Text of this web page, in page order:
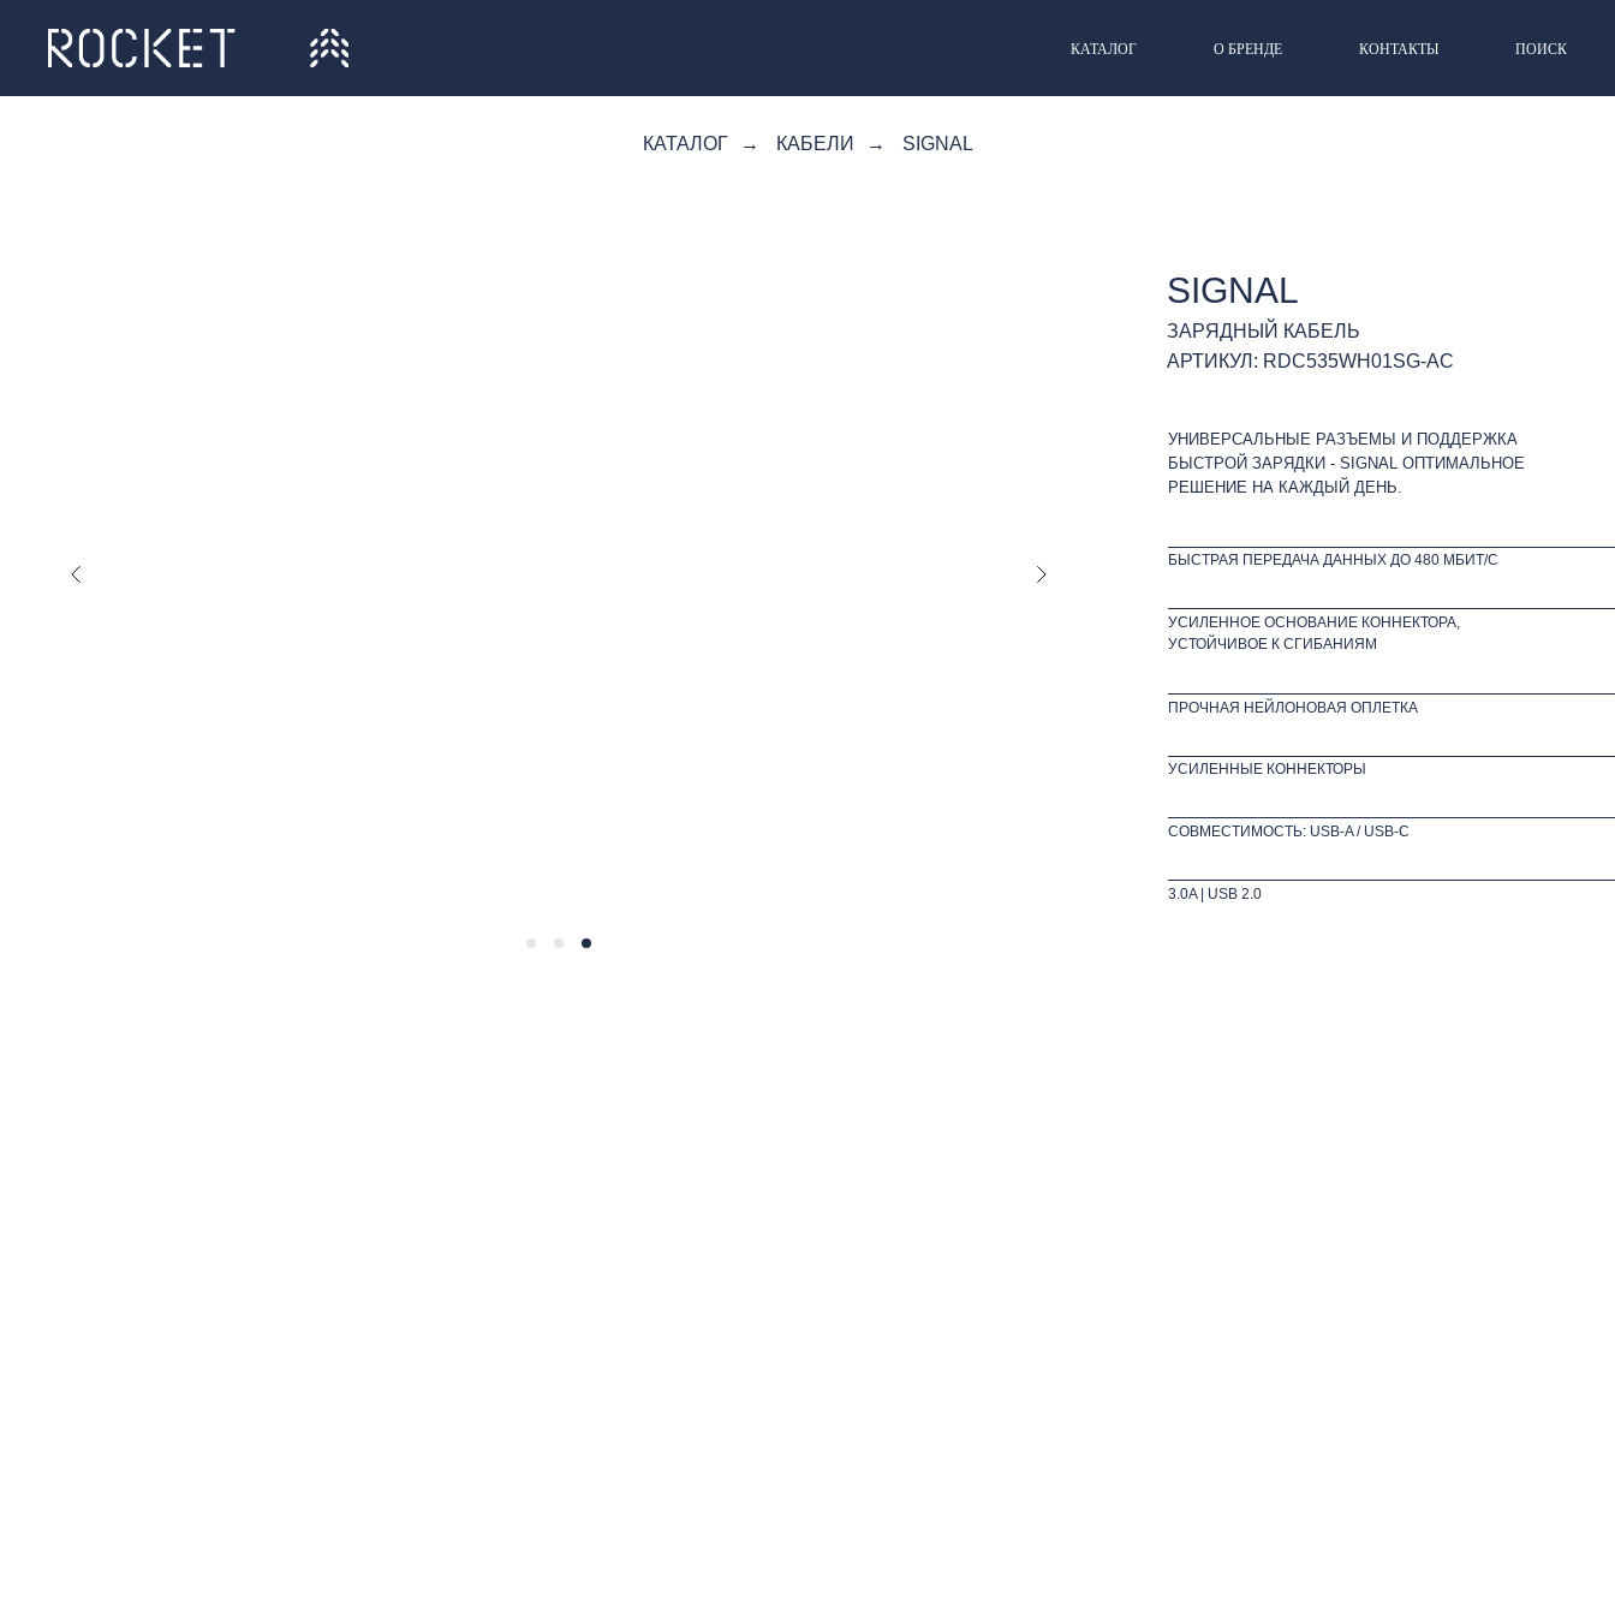
КАТАЛОГ О БРЕНДЕ КОНТАКТЫ ПОИСК
КАТАЛОГ → КАБЕЛИ → SIGNAL
SIGNAL
ЗАРЯДНЫЙ КАБЕЛЬ
УНИВЕРСАЛЬНЫЕ РАЗЪЕМЫ И ПОДДЕРЖКА
БЫСТРОЙ ЗАРЯДКИ - SIGNAL ОПТИМАЛЬНОЕ
РЕШЕНИЕ НА КАЖДЫЙ ДЕНЬ.
АРТИКУЛ: RDC535WH01SG-AC
ПРОЧНАЯ НЕЙЛОНОВАЯ ОПЛЕТКА
УСИЛЕННОЕ ОСНОВАНИЕ КОННЕКТОРА,
УСТОЙЧИВОЕ К СГИБАНИЯМ
БЫСТРАЯ ПЕРЕДАЧА ДАННЫХ ДО 480 МБИТ/С
УСИЛЕННЫЕ КОННЕКТОРЫ
СОВМЕСТИМОСТЬ: USB-A / USB-C
3.0A | USB 2.0